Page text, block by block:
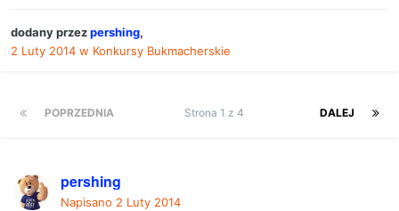
dodany przezpershing,
2 Luty 2014 w Konkursy Bukmacherskie
POPRZEDNIA DALEJ
Strona 1 z 4
pershing
Napisano 2 Luty 2014